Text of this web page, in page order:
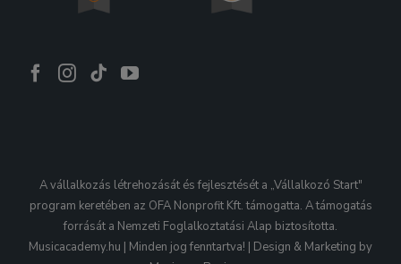
A vállalkozás létrehozását és fejlesztését a „Vállalkozó Start"
program keretében az OFA Nonprofit Kft. támogatta. A támogatás
forrását a Nemzeti Foglalkoztatási Alap biztosította.
Musicacademy.hu | Minden jog fenntartva! | Design & Marketing by